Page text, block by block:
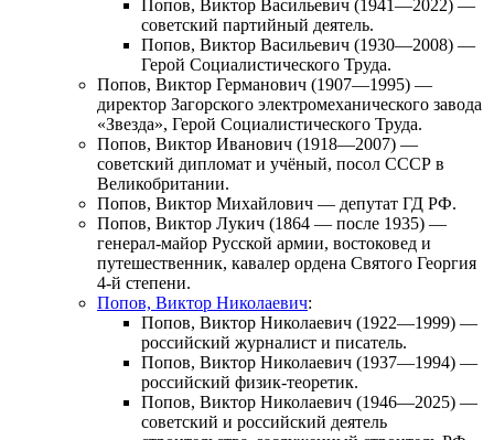
Попов, Виктор Васильевич (1941—2022) —
советский партийный деятель.
Попов, Виктор Васильевич (1930—2008) —
Герой Социалистического Труда.
Попов, Виктор Германович (1907—1995) —
директор Загорского электромеханического завода
«Звезда», Герой Социалистического Труда.
Попов, Виктор Иванович (1918—2007) —
советский дипломат и учёный, посол СССР в
Великобритании.
Попов, Виктор Михайлович — депутат ГД РФ.
Попов, Виктор Лукич (1864 — после 1935) —
генерал-майор Русской армии, востоковед и
путешественник, кавалер ордена Святого Георгия
4-й степени.
Попов, Виктор Николаевич:
Попов, Виктор Николаевич (1922—1999) —
российский журналист и писатель.
Попов, Виктор Николаевич (1937—1994) —
российский физик-теоретик.
Попов, Виктор Николаевич (1946—2025) —
советский и российский деятель